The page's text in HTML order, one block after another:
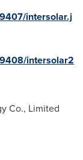
intersolar.j
intersolar2
Co., Limited